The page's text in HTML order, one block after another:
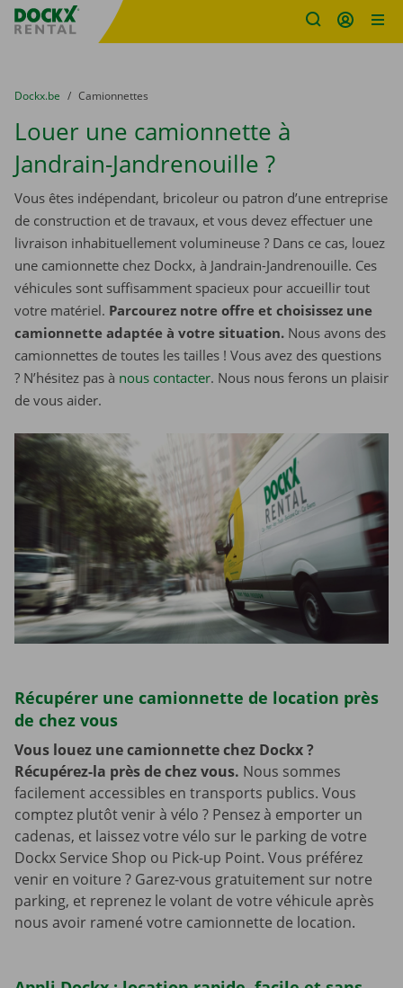
sitename
You are here:
du
Dockx.be to
Camionnettes
Louer une camionnette à
Jandrain-Jandrenouille ?
Vous êtes indépendant, bricoleur ou patron d’une entreprise
de construction et de travaux, et vous devez effectuer une
livraison inhabituellement volumineuse ? Dans ce cas, louez
une camionnette chez Dockx, à Jandrain-Jandrenouille. Ces
véhicules sont suffisamment spacieux pour accueillir tout
votre matériel. Parcourez notre offre et choisissez une
camionnette adaptée à votre situation. Nous avons des
camionnettes de toutes les tailles ! Vous avez des questions
? N’hésitez pas à nous contacter. Nous nous ferons un plaisir
de vous aider.
Récupérer une camionnette de location près
de chez vous
Vous louez une camionnette chez Dockx ?
Récupérez-la près de chez vous. Nous sommes
facilement accessibles en transports publics. Vous
comptez plutôt venir à vélo ? Pensez à emporter un
cadenas, et laissez votre vélo sur le parking de votre
Dockx Service Shop ou Pick-up Point. Vous préférez
venir en voiture ? Garez-vous gratuitement sur notre
parking, et reprenez le volant de votre véhicule après
nous avoir ramené votre camionnette de location.